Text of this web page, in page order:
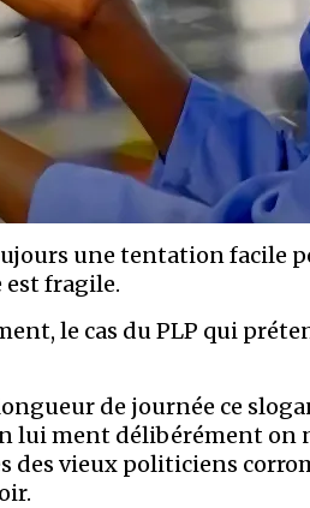
une tentation facile
fragile.
le cas du PLP qui
de journée ce
lui ment délibérément on
des vieux politiciens